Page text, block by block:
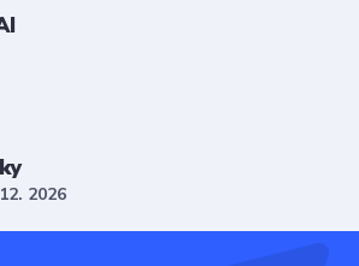
2026